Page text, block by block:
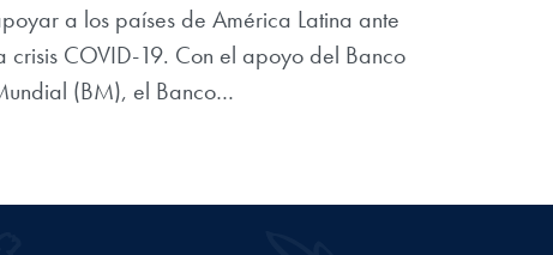
a los países de América Latina ante
crisis COVID-19. Con el apoyo del Banco
(BM), el Banco…